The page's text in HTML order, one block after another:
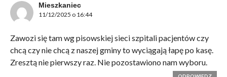
Mieszkaniec
11/12/2025 o 16:44
Zawozi się tam wg pisowskiej sieci szpitali pacjentów czy
chcą czy nie chcą z naszej gminy to wyciągają łapę po kasę.
Zresztą nie pierwszy raz. Nie pozostawiono nam wyboru.
ODPOWIEDZ